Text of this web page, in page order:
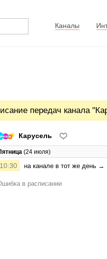
Каналы
передач канала
Карусель
(24 июля)
10:30 на канале в тот же день →
в расписании